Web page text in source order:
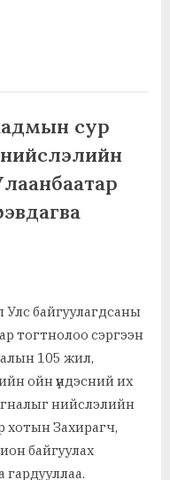
,
соёл, загвар, хэв маяг
шуудан, гар утас
,Элдэв
сур
байгуулагдсаны
тогтнолоо сэргээн
105 жил,
ойн үндэсний их
нийслэлийн
хотын Захирагч,
байгуулах
гардууллаа.